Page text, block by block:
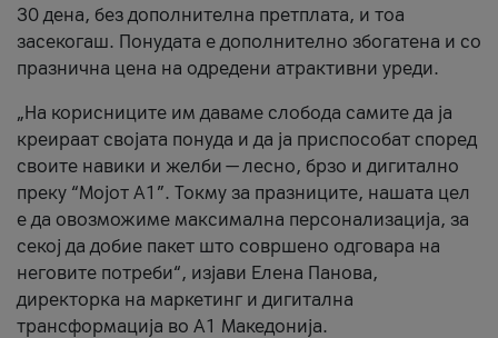
30 дена, без дополнителна претплата, и тоа
засекогаш. Понудата е дополнително збогатена и со
празнична цена на одредени атрактивни уреди.
„На корисниците им даваме слобода самите да ја
креираат својата понуда и да ја приспособат според
своите навики и желби — лесно, брзо и дигитално
преку “Мојот А1”. Токму за празниците, нашата цел
е да овозможиме максимална персонализација, за
секој да добие пакет што совршено одговара на
неговите потреби“, изјави Елена Панова,
директорка на маркетинг и дигитална
трансформација во А1 Македонија.